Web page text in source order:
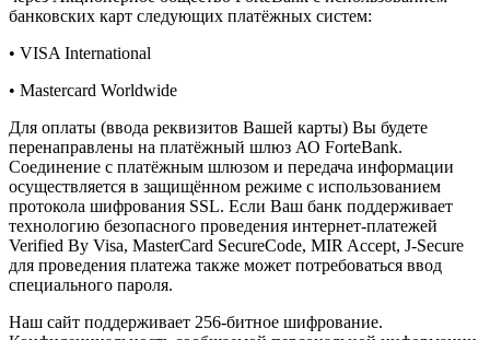
банковских карт следующих платёжных систем:
• VISA International
• Mastercard Worldwide
Для оплаты (ввода реквизитов Вашей карты) Вы будете
перенаправлены на платёжный шлюз АО ForteBank.
Соединение с платёжным шлюзом и передача информации
осуществляется в защищённом режиме с использованием
протокола шифрования SSL. Если Ваш банк поддерживает
технологию безопасного проведения интернет-платежей
Verified By Visa, MasterCard SecureCode, MIR Accept, J-Secure
для проведения платежа также может потребоваться ввод
специального пароля.
Наш сайт поддерживает 256-битное шифрование.